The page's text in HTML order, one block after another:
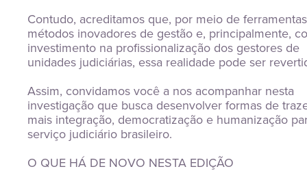
Contudo, acreditamos que, por meio de
métodos inovadores de gestão e, principalmente,
investimento na profissionalização dos gestores de
unidades judiciárias, essa realidade pode ser
Assim, convidamos você a nos acompanhar nesta
investigação que busca desenvolver formas de
mais integração, democratização e humanização
serviço judiciário brasileiro.
O QUE HÁ DE NOVO NESTA EDIÇÃO